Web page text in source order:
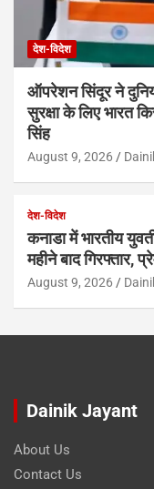
देश-विदेश
ऑपरेशन सिंदूर ने
सुरक्षा के लिए भारत
सिंह
August 9, 2026
देश-विदेश
कनाडा में भारतीय
महीने बाद गिरफ्तार,
August 9, 2026
Dainik Jayant
About Us
Contact Us